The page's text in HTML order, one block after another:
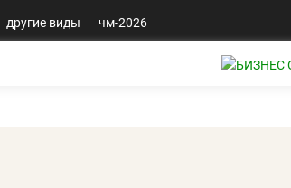
другие виды чм-2026